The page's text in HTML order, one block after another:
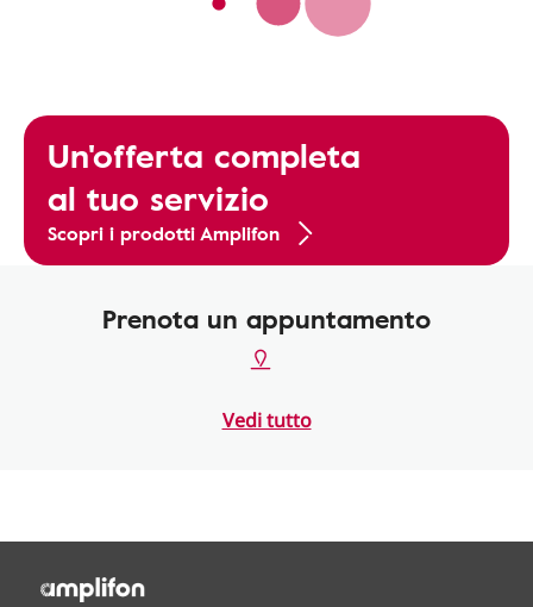
Un'offerta completa
al tuo servizio
Scopri i prodotti Amplifon
Prenota un appuntamento
Vedi tutto